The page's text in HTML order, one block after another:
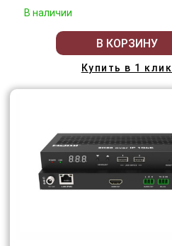
В наличии
В КОРЗИНУ
Купить в 1 клик